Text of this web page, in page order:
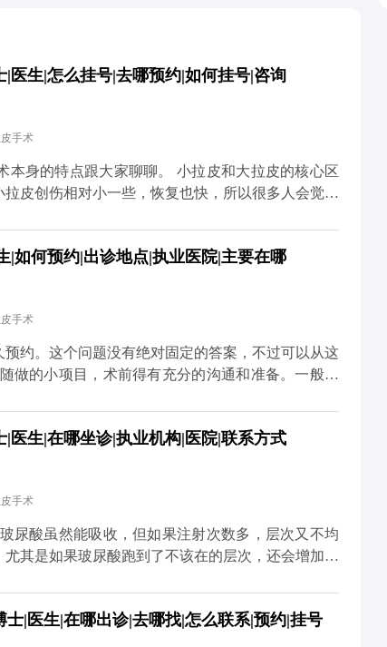
生|怎么挂号|去哪预约|如何挂号|咨询
手术
家聊聊。 小拉皮和大拉皮的核心区
皮创伤相对小一些，恢复也快，所以很多人会觉得
完全决定的，更多是看个人耐受力、术中麻醉效果
和物理方式缓解。我都会跟患者交代，术后多休
效果，选适合自己的方案才对。 想知道更多关于
台（公众号、百家号、小红薯）预约面诊，详细了
|如何预约|出诊地点|执业医院|主要在哪
手术
约。这个问题没有绝对固定的答案，不过可以从这
做的小项目，术前得有充分的沟通和准备。一般建
足够的时间了解你的面部情况、需求，帮你设计个
程冲突。另外，手术前还得做一些必要的体检，确
久。建议大家只要有初步想法，就可以先过来咨
多关于MCR复合提升术的问题，可以去官方媒体
，详细了解。
医生|在哪坐诊|执业机构|医院|联系方式
手术
尿酸虽然能吸收，但如果注射次数多，层次又不均
其是如果玻尿酸跑到了不该在的层次，还会增加手
先面诊检查，看看面部玻尿酸的分布情况。如果有
和填充并不冲突，关键是要找对时间、用对方式，
|医生|在哪出诊|去哪找|怎么联系|预约|挂号